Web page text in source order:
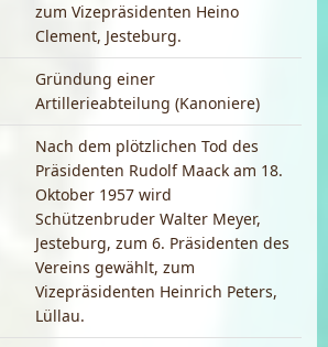
zum Vizepräsidenten Heino
Clement, Jesteburg.
Gründung einer
Artillerieabteilung (Kanoniere)
Nach dem plötzlichen Tod des
Präsidenten Rudolf Maack am 18.
Oktober 1957 wird
Schützenbruder Walter Meyer,
Jesteburg, zum 6. Präsidenten des
Vereins gewählt, zum
Vizepräsidenten Heinrich Peters,
Lüllau.